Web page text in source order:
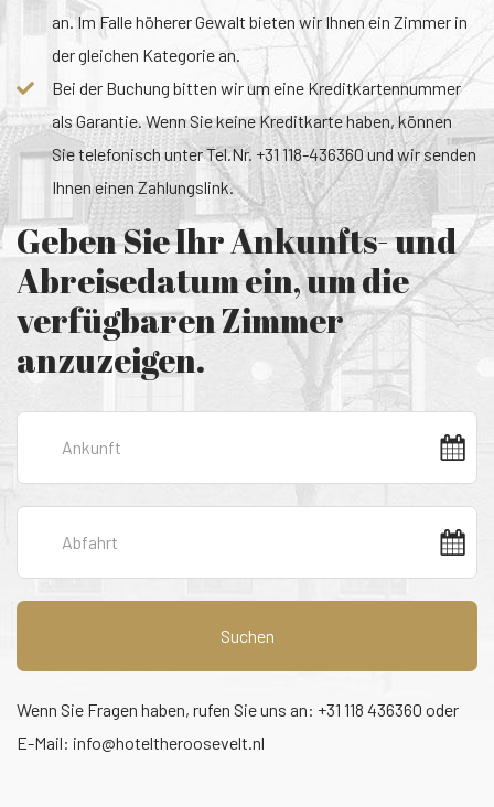
an. Im Falle höherer Gewalt bieten wir Ihnen ein Zimmer in
der gleichen Kategorie an.
Bei der Buchung bitten wir um eine Kreditkartennummer
als Garantie. Wenn Sie keine Kreditkarte haben, können
Sie telefonisch unter Tel.Nr. +31 118-436360 und wir senden
Ihnen einen Zahlungslink.
Geben Sie Ihr Ankunfts- und
Abreisedatum ein, um die
verfügbaren Zimmer
anzuzeigen.
Suchen
Wenn Sie Fragen haben, rufen Sie uns an: +31 118 436360 oder
E-Mail: info@hoteltheroosevelt.nl